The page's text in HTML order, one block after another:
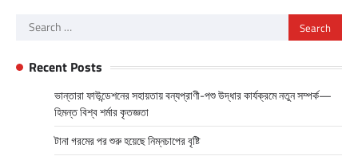
Search
Recent Posts
ভান্তারা ফাউন্ডেশনের সহায়তায় বন্যপ্রাণী-পশু উদ্ধার কার্যক্রমে নতুন সম্পর্ক—
হিমন্ত বিশ্ব শর্মার কৃতজ্ঞতা
টানা গরমের পর শুরু হয়েছে নিম্নচাপের বৃষ্টি